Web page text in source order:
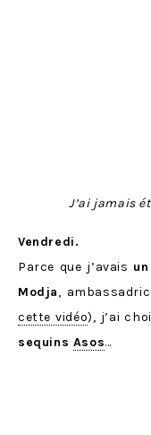
J’ai jamais
Vendredi.
Parce que j’avais
Modja,
cette vidéo), j’ai
sequins Asos…